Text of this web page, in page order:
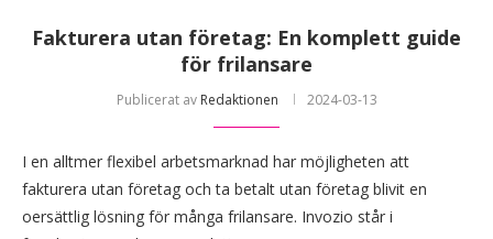
Fakturera utan företag: En komplett guide
för frilansare
Publicerat av Redaktionen 2024-03-13
I en alltmer flexibel arbetsmarknad har möjligheten att
fakturera utan företag och ta betalt utan företag blivit en
oersättlig lösning för många frilansare. Invozio står i